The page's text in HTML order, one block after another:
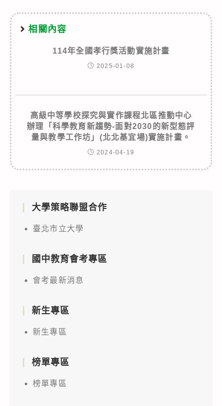
相關內容
114年全國孝行獎活動實施計畫
2025-01-08
高級中等學校探究與實作課程北區推動中心
辦理「科學教育新趨勢-面對2030的新型態評
量與教學工作坊」(北北基宜場)實施計畫。
2024-04-19
大學策略聯盟合作
臺北市立大學
國中教育會考專區
會考最新消息
新生專區
新生專區
榜單專區
榜單專區